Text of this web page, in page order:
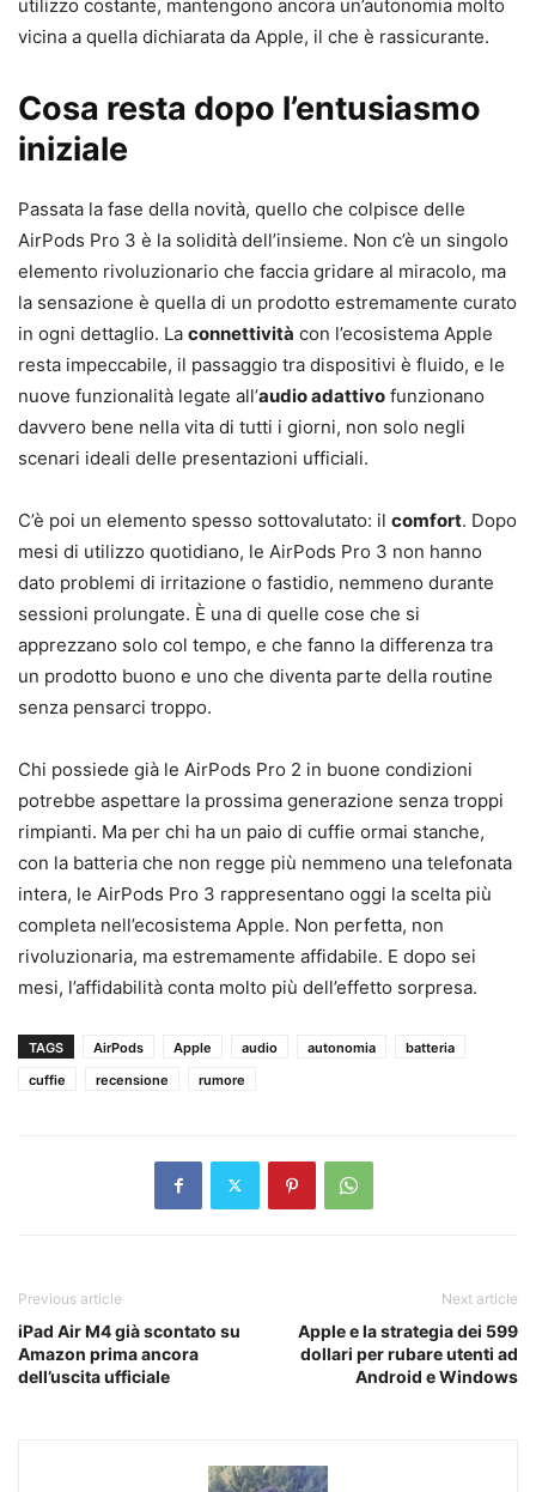
utilizzo costante, mantengono ancora un’autonomia molto
vicina a quella dichiarata da Apple, il che è rassicurante.
Cosa resta dopo l’entusiasmo
iniziale
Passata la fase della novità, quello che colpisce delle
AirPods Pro 3 è la solidità dell’insieme. Non c’è un singolo
elemento rivoluzionario che faccia gridare al miracolo, ma
la sensazione è quella di un prodotto estremamente curato
in ogni dettaglio. La connettività con l’ecosistema Apple
resta impeccabile, il passaggio tra dispositivi è fluido, e le
nuove funzionalità legate all’audio adattivo funzionano
davvero bene nella vita di tutti i giorni, non solo negli
scenari ideali delle presentazioni ufficiali.
C’è poi un elemento spesso sottovalutato: il comfort. Dopo
mesi di utilizzo quotidiano, le AirPods Pro 3 non hanno
dato problemi di irritazione o fastidio, nemmeno durante
sessioni prolungate. È una di quelle cose che si
apprezzano solo col tempo, e che fanno la differenza tra
un prodotto buono e uno che diventa parte della routine
senza pensarci troppo.
Chi possiede già le AirPods Pro 2 in buone condizioni
potrebbe aspettare la prossima generazione senza troppi
rimpianti. Ma per chi ha un paio di cuffie ormai stanche,
con la batteria che non regge più nemmeno una telefonata
intera, le AirPods Pro 3 rappresentano oggi la scelta più
completa nell’ecosistema Apple. Non perfetta, non
rivoluzionaria, ma estremamente affidabile. E dopo sei
mesi, l’affidabilità conta molto più dell’effetto sorpresa.
TAGS AirPods Apple audio autonomia
batteria
cuffie
recensione rumore
Previous article
iPad Air M4 già scontato su
Amazon prima ancora
dell’uscita ufficiale
Next article
Apple e la strategia dei 599
dollari per rubare utenti ad
Android e Windows